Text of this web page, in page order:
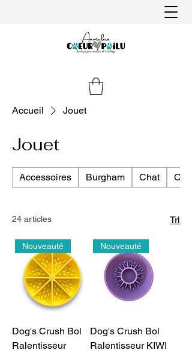
Accueil Jouet
Jouet
Accessoires Burgham Chat
24 articles Tri
Nouveauté
Dog's Crush Bol
Ralentisseur
Nouveauté
Dog's Crush Bol
Ralentisseur KIWI